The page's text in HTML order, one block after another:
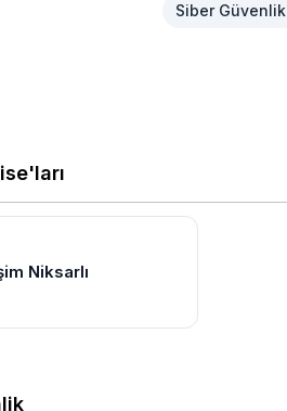
Siber Güvenlik
Niksarlı